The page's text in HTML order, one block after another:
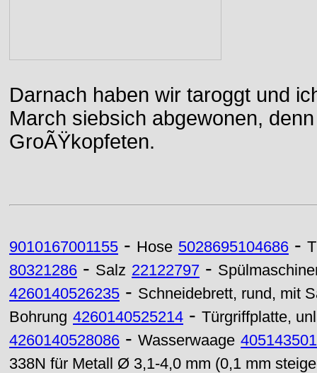
Darnach haben wir taroggt und
March siebsich abgewonen,
GroÃŸkopfeten.
9010167001155 - Hose 5028695104686 -
80321286 - Salz 22122797 -
4260140526235 - Schneidebrett, rund, mit
Bohrung 4260140525214 - Türgriffplatte,
4260140528086 - Wasserwaage
338N für Metall Ø 3,1-4,0 mm (0,1 mm